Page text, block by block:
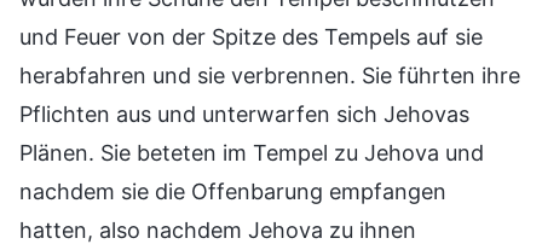
und Feuer von der Spitze des Tempels auf sie
herabfahren und sie verbrennen. Sie führten ihre
Pflichten aus und unterwarfen sich Jehovas
Plänen. Sie beteten im Tempel zu Jehova und
nachdem sie die Offenbarung empfangen
hatten, also nachdem Jehova zu ihnen